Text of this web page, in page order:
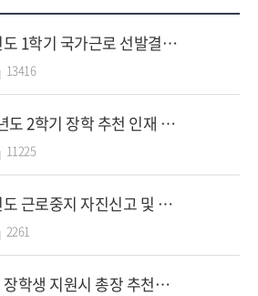
[국가근로] 2026학년도 1학기 국가근로 선발결과 및 사전교육자료 안내
13416
[기금/교외] 2026학년도 2학기 장학 추천 인재 POOL 등록 신청 안내 (학부)
11225
[국가근로] 2026학년도 근로중지 자진신고 및 부정근로 예방 자료 안내 (부정근로시 참여제한)
2261
[교외] 외부장학재단 장학생 지원시 총장 추천서 직인 요청방법 안내